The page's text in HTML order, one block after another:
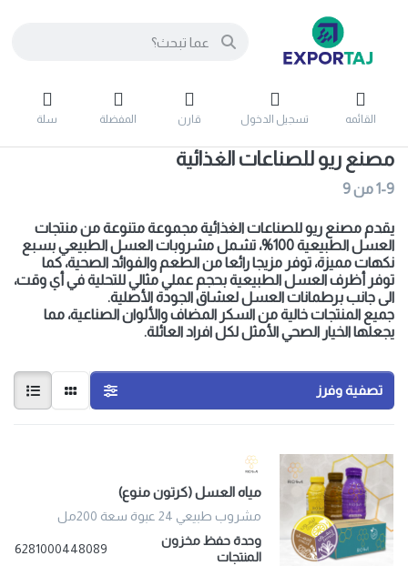
القائمه تسجيل الدخول قارن المفضلة سلة
مصنع ريو للصناعات الغذائية
1-9من9
يقدم مصنع ريو للصناعات الغذائية مجموعة متنوعة من منتجات
العسل الطبيعية 100%، تشمل مشروبات العسل الطبيعي بسبع
نكهات مميزة، توفر مزيجا رائعا من الطعم والفوائد الصحية، كما
توفر أظرف العسل الطبيعية بحجم عملي مثالي للتحلية في أي وقت،
الى جانب برطمانات العسل لعشاق الجودة الأصلية.
جميع المنتجات خالية من السكر المضاف والألوان الصناعية، مما
يجعلها الخيار الصحي الأمثل لكل افراد العائلة.
تصفية وفرز
مياه العسل (كرتون منوع)
مشروب طبيعي 24 عبوة سعة 200مل
وحدة حفظ مخزون
المنتجات
6281000448089